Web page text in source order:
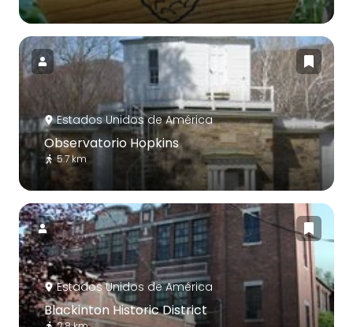
Estados Unidos de América
Observatorio Hopkins
5.7 km
Estados Unidos de América
Blackinton Historic District